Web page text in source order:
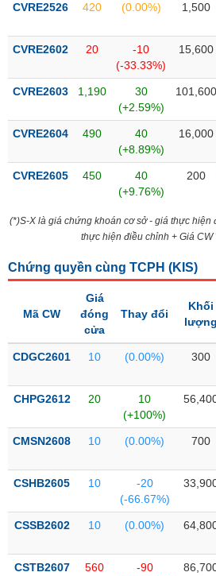
thái
phiếu
mô
thị
Niêm
Niêm
Niêm
bổ
Hủy
yết
dõi
biệt
được
ký
Danh
CVRE2526 420 (0.00%) 1,500
CVRE2602 20
-10
(-33.33%)
15,600
CVRE2603 1,190
30
(+2.59%)
101,600
CVRE2604 490
40
(+8.89%)
16,000
CVRE2605 450
40
(+9.76%)
200
(*)S-X là giá chứng khoán cơ sở - giá thực hiện
thực hiện điều chỉnh + Giá
Chứng quyền cùng TCPH (KIS)
Mã CW
Giá
đóng
cửa
Thay đổi
Khối
lượng
CDGC2601 10 (0.00%) 300
CHPG2612 20
10
(+100%)
CMSN2608 10 (0.00%) 700
CSHB2605 10
-20
(-66.67%)
CSSB2602 10 (0.00%)
CSTB2607 560
-90
NGÀNH
DOANH
NGHIỆP
PHÁI
SINH
TRÁI
PHIẾU
CÔNG
CỤ
TƯ
XUẤT
LIỆU